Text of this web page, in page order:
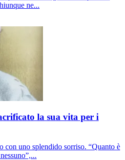
ne...
la sua vita per i
uno splendido sorriso. “Quanto è